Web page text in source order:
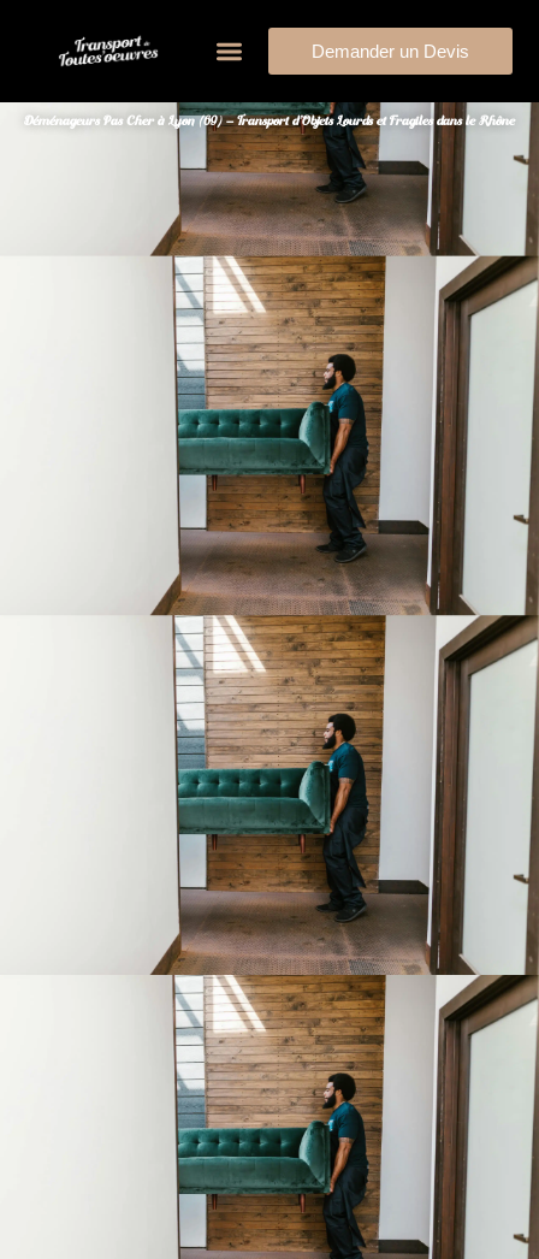
Demander un Devis
Déménageurs Pas Cher à Lyon (69) – Transport d’Objets Lourds et Fragiles dans le Rhône